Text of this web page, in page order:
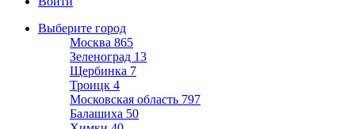
Выберите город
Москва 865
Зеленоград 13
Щербинка 7
Троицк 4
Московская область 797
Балашиха 50